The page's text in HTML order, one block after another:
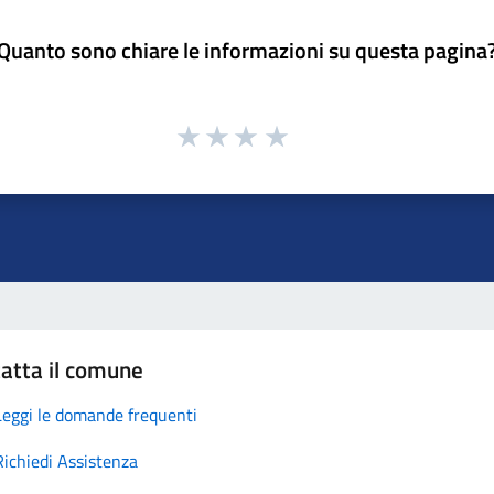
sono chiare le informazioni su questa
il comune
le domande frequenti
Assistenza